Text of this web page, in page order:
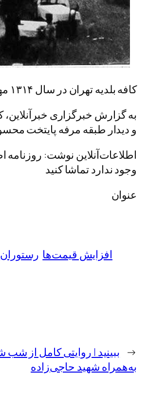
کافه بلدیه تهران در سال ۱۳۱۴ مهم‌ترین پاتوق پایتخت محسوب می شد.
و دیدار طبقه مرفه پایتخت
وجود ندارد تماشا کنید
عنوان
افزایش قیمت‌ها
← ببینید | روایتی کامل از
به‌همراه شهید حاجی‌زاده